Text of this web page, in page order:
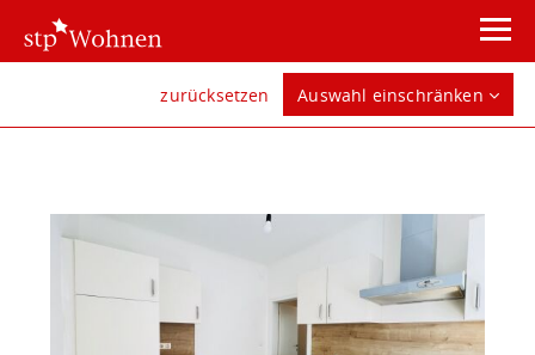
Auswahl einschränken
zurücksetzen